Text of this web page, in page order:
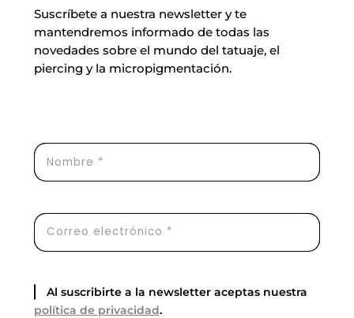
Suscríbete a nuestra newsletter y te
mantendremos informado de todas las
novedades sobre el mundo del tatuaje, el
piercing y la micropigmentación.
Al suscribirte a la newsletter aceptas nuestra
política de privacidad.